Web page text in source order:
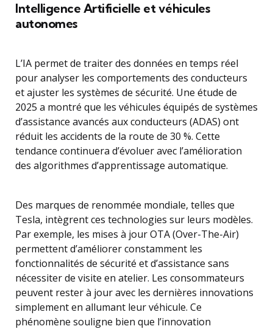
Intelligence Artificielle et véhicules
autonomes
L’IA permet de traiter des données en temps réel
pour analyser les comportements des conducteurs
et ajuster les systèmes de sécurité. Une étude de
2025 a montré que les véhicules équipés de systèmes
d’assistance avancés aux conducteurs (ADAS) ont
réduit les accidents de la route de 30 %. Cette
tendance continuera d’évoluer avec l’amélioration
des algorithmes d’apprentissage automatique.
Des marques de renommée mondiale, telles que
Tesla, intègrent ces technologies sur leurs modèles.
Par exemple, les mises à jour OTA (Over-The-Air)
permettent d’améliorer constamment les
fonctionnalités de sécurité et d’assistance sans
nécessiter de visite en atelier. Les consommateurs
peuvent rester à jour avec les dernières innovations
simplement en allumant leur véhicule. Ce
phénomène souligne bien que l’innovation